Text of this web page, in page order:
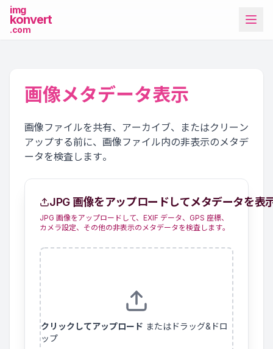
img
konvert
.com
その他のツール
画像メタデータ表示
画像ファイルを共有、アーカイブ、またはクリーン
アップする前に、画像ファイル内の非表示のメタデ
ータを検査します。
JPG 画像をアップロードしてメタデータを表
JPG 画像をアップロードして、EXIF データ、GPS 座標、
カメラ設定、その他の非表示のメタデータを検査します。
クリックしてアップロード またはドラッグ&ドロ
ップ